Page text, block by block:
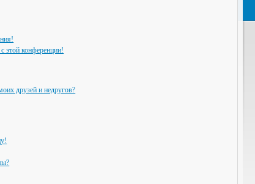
этой конференции!
друзей и недругов?